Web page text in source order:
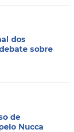
dos
sobre
de
Nucca